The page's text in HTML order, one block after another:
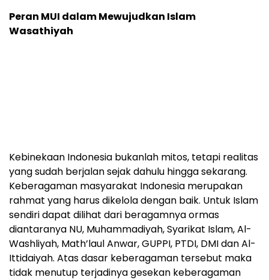
Peran MUI dalam Mewujudkan Islam
Wasathiyah
Kebinekaan Indonesia bukanlah mitos, tetapi realitas
yang sudah berjalan sejak dahulu hingga sekarang.
Keberagaman masyarakat Indonesia merupakan
rahmat yang harus dikelola dengan baik. Untuk Islam
sendiri dapat dilihat dari beragamnya ormas
diantaranya NU, Muhammadiyah, Syarikat Islam, Al-
Washliyah, Math’laul Anwar, GUPPI, PTDI, DMI dan Al-
Ittidaiyah. Atas dasar keberagaman tersebut maka
tidak menutup terjadinya gesekan keberagaman